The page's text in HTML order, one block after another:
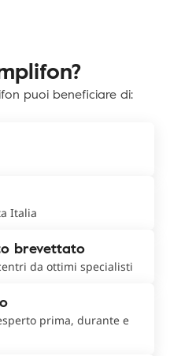
puoi beneficiare di:
Italia
brevettato
da ottimi specialisti
prima, durante e